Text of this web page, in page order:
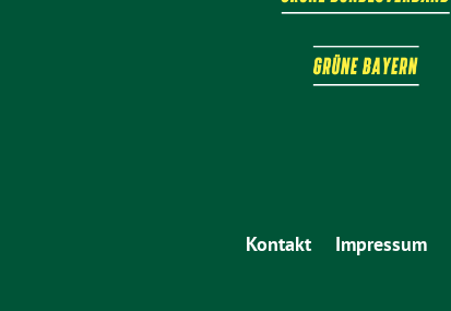
Kontakt Impressum